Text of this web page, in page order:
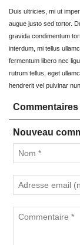
Duis ultricies, mi ut
augue justo sed tortor.
gravida condimentum
interdum, mi tellus
fermentum libero nec
rutrum tellus, eget
hendrerit vel pulvinar
Commentaires
Nouveau